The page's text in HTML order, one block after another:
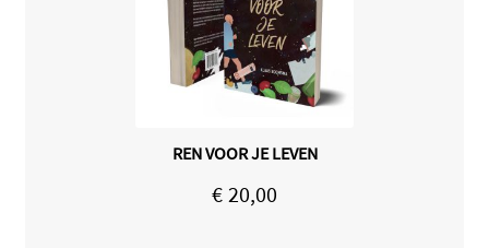
REN VOOR JE LEVEN
€ 20,00